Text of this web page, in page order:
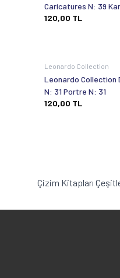
Caricatures N: 39
120,00 TL
Leonardo Collection
Leonardo Collection
N: 31 Portre N: 31
120,00 TL
Çizim Kitapları